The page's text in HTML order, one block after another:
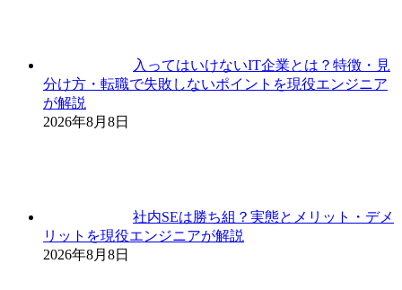
入ってはいけないIT企業とは？特徴・見
分け方・転職で失敗しないポイントを現役エンジニア
が解説
2026年8月8日
社内SEは勝ち組？実態とメリット・デメ
リットを現役エンジニアが解説
2026年8月8日